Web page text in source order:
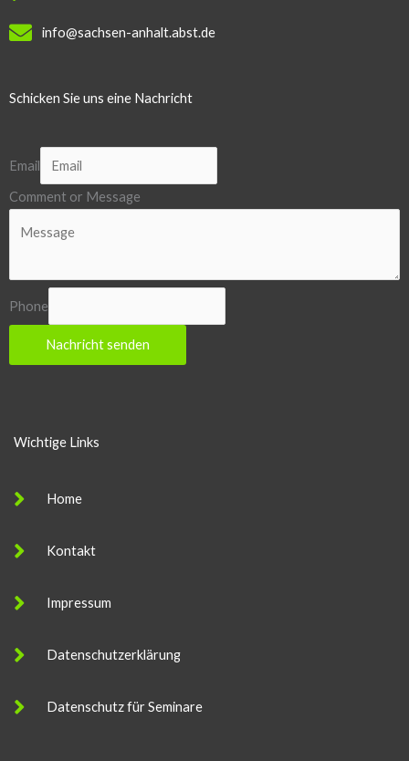
info@sachsen-anhalt.abst.de
Schicken Sie uns eine Nachricht
Email
Comment or Message
Phone
Nachricht senden
Wichtige Links
Home
Kontakt
Impressum
Datenschutzerklärung
Datenschutz für Seminare